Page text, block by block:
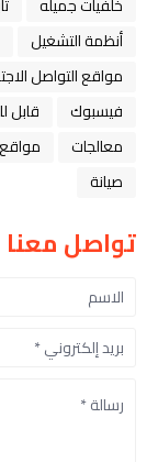
أنظمة التشغيل
مواقع التواصل
فيسبوك
قابل
معالجات
مواقع
صيانة
تواصل معنا